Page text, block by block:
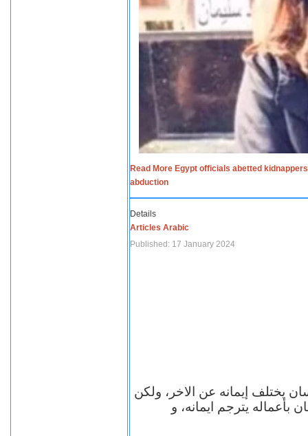
Read More Egypt officials abetted
abduction
Details
Articles Arabic
Published: 17 January 2024
يختلف إيمانه عن الاخر، ولكن
بأعماله يترجم ايمانه، و